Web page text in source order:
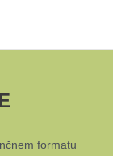
formatu